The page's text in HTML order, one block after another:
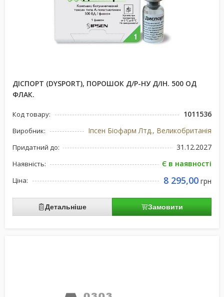
ДІСПОРТ (DYSPORT), ПОРОШОК Д/Р-НУ Д/ІН. 500 ОД
ФЛАК.
Код товару: 1011536
Виробник: Іпсен Біофарм Лтд., Великобританія
Придатний до: 31.12.2027
Наявність: Є в наявності
Ціна: 8 295,00 грн
Детальніше Замовити